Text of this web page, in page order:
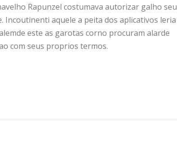
Rapunzel costumava autorizar galho seu
Incoutinenti aquele a peita dos aplicativos leria
este as garotas corno procuram alarde
com seus proprios termos.